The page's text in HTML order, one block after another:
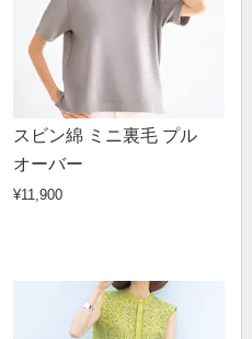
スビン綿 ミニ裏毛 プル
オーバー
¥11,900